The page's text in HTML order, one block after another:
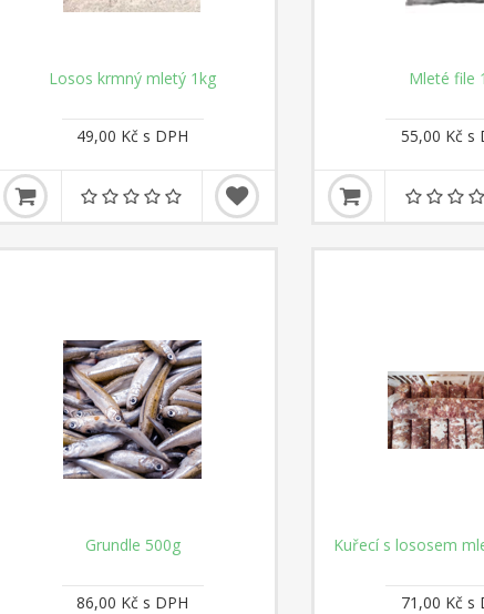
Losos krmný mletý 1kg
49,00 Kč s DPH
Mleté file
55,00 Kč s
Grundle 500g
86,00 Kč s DPH
Kuřecí s lososem
71,00 Kč s